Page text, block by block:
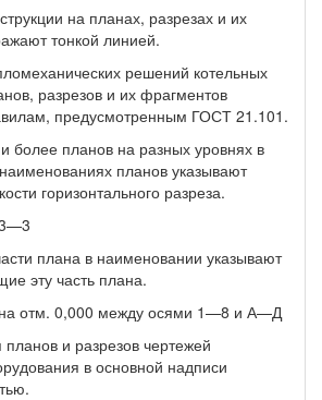
на планах, разрезах и их
тонкой линией.
решений котельных
разрезов и их фрагментов
предусмотренным ГОСТ 21.101.
более планов на разных уровнях в
планов указывают
горизонтального разреза.
плана в наименовании указывают
эту часть плана.
отм. 0,000 между осями 1—8 и А—Д
и разрезов чертежей
в основной надписи